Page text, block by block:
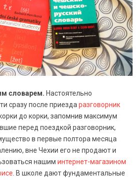
словарем. Настоятельно
сразу после приезда разговорник
до корки, запомнив максимум
перед поездкой разговорник,
в первые полтора месяца
вне Чехии его не продают и
нашим интернет-магазином
. В школе дают фундаментальные